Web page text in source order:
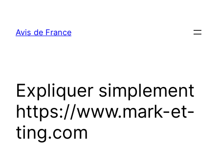
contenu
Avis de France
Expliquer simplement
https://www.mark-et-
ting.com